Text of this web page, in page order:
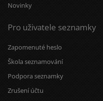
Novinky
Pro uživatele seznamky
Zapomenuté heslo
Škola seznamování
Podpora seznamky
Zrušení účtu